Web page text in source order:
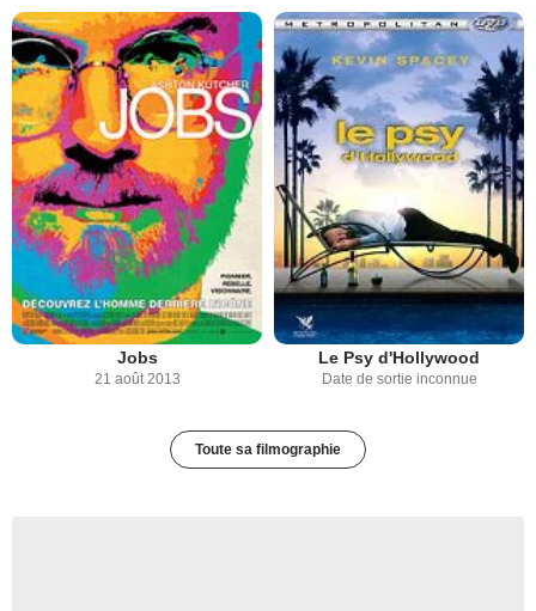
Jobs
21 août 2013
Le Psy d'Hollywood
Date de sortie inconnue
Toute sa filmographie